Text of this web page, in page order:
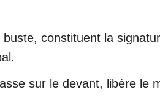
constituent la
sur le devant, libère le